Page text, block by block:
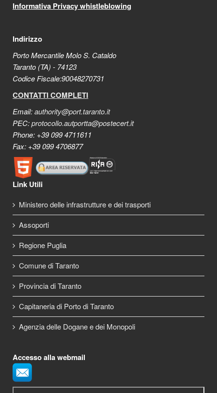
Informativa Privacy whistleblowing
Indirizzo
Porto Mercantile Molo S. Cataldo
Taranto (TA) - 74123
Codice Fiscale:90048270731
CONTATTI COMPLETI
Email:authority@port.taranto.it
PEC:protocollo.autportta@postecert.it
Phone: +39 099 4711611
Fax: +39 099 4706877
Link Utili
Ministero delle infrastrutture e dei trasporti
Assoporti
Regione Puglia
Comune di Taranto
Provincia di Taranto
Capitaneria di Porto di Taranto
Agenzia delle Dogane e dei Monopoli
Accesso alla webmail